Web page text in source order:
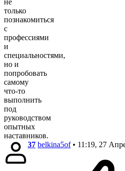
не
только
познакомиться
с
профессиями
и
специальностями,
но и
попробовать
самому
что-то
выполнить
под
руководством
опытных
наставников.
37 belkina5of • 11:19, 27